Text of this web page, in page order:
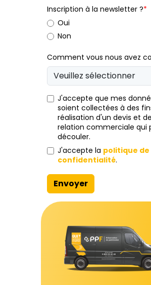
Inscription à la newsletter ?*
Oui
Non
Comment vous nous avez
J'accepte que mes
soient collectées à des
réalisation d'un devis et
relation commerciale qui
découler.
J'accepte la politique de
confidentialité.
Envoyer